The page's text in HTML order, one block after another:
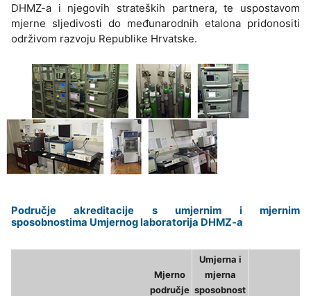
DHMZ-a i njegovih strateških partnera, te uspostavom
mjerne sljedivosti do međunarodnih etalona pridonositi
održivom razvoju Republike Hrvatske.
Područje akreditacije s umjernim i mjernim
sposobnostima Umjernog laboratorija DHMZ-a
Mjerno
područje
Umjerna i
mjerna
sposobnost